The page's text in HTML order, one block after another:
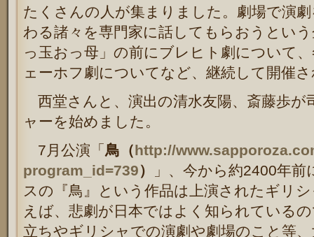
たくさんの人が集まりました。 劇場で演
わる諸々を専門家に話してもらおうとい
っ玉おっ母」の前にブレヒト劇について
ェーホフ劇についてなど、継続して開催
西堂さんと、演出の清水友陽、斎藤歩が
ャーを始めました。
7月公演「 鳥（http://
program_id=739）
」、今から約2400年
スの『鳥』という作品は上演されたギリ
えば、悲劇が日本ではよく知られている
立ちやギリシャでの演劇や劇場のこと等